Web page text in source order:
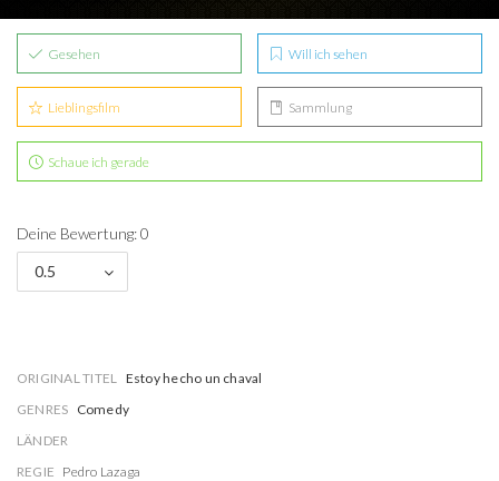
Gesehen Will ich sehen
Lieblingsfilm Sammlung
Schaue ich gerade
Deine Bewertung: 0
0.5
ORIGINAL TITEL Estoy hecho un chaval
GENRES Comedy
LÄNDER
REGIE Pedro Lazaga